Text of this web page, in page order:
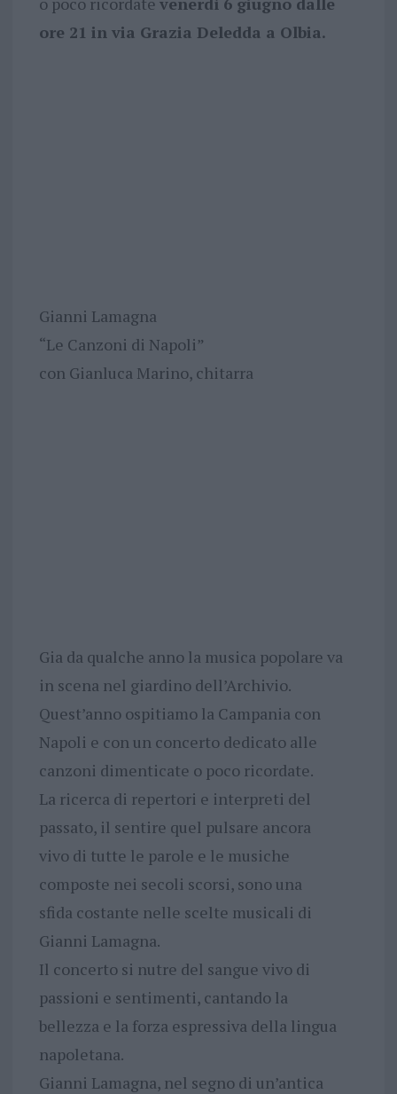
ore 21 in via Grazia Deledda a Olbia.
Gianni Lamagna
“Le Canzoni di Napoli”
con Gianluca Marino, chitarra
Gia da qualche anno la musica popolare va
in scena nel giardino dell’Archivio.
Quest’anno ospitiamo la Campania con
Napoli e con un concerto dedicato alle
canzoni dimenticate o poco ricordate.
La ricerca di repertori e interpreti del
passato, il sentire quel pulsare ancora
vivo di tutte le parole e le musiche
composte nei secoli scorsi, sono una
sfida costante nelle scelte musicali di
Gianni Lamagna.
Il concerto si nutre del sangue vivo di
passioni e sentimenti, cantando la
bellezza e la forza espressiva della lingua
napoletana.
Gianni Lamagna, nel segno di un’antica